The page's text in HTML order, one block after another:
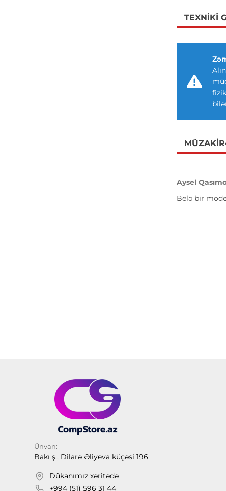
TEXNIKI
Aysel
Belə bir
Ünvan:
Bakı ş., Dilarə Əliyeva küçəsi 196
Dükanımız xəritədə
+994 (51) 596 31 44